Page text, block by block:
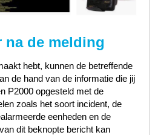
na de melding
hebt, kunnen de betreffende
de hand van de informatie die jij
P2000 opgesteld met de
zoals het soort incident, de
eenheden en de
dit beknopte bericht kan